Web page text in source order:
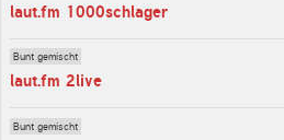
laut.fm 1000schlager
Bunt gemischt
laut.fm 2live
Bunt gemischt